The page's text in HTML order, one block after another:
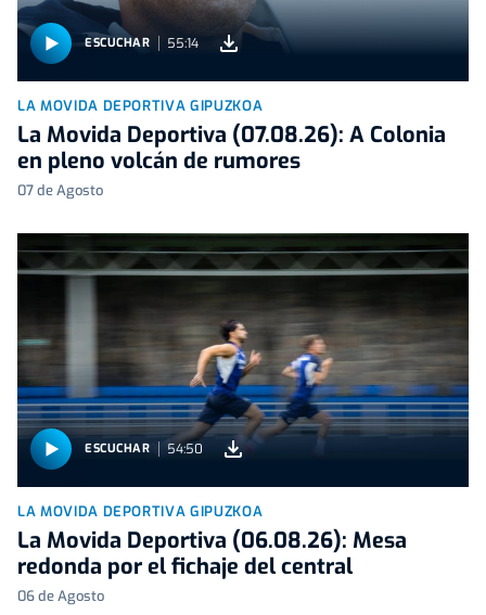
ESCUCHAR 55:14
LA MOVIDA DEPORTIVA GIPUZKOA
La Movida Deportiva (07.08.26): A Colonia
en pleno volcán de rumores
07 de Agosto
ESCUCHAR 54:50
LA MOVIDA DEPORTIVA GIPUZKOA
La Movida Deportiva (06.08.26): Mesa
redonda por el fichaje del central
06 de Agosto